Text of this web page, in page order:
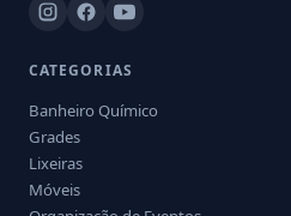
CATEGORIAS
Banheiro Químico
Grades
Lixeiras
Móveis